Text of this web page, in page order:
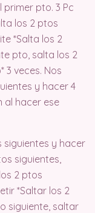
primer pto. 3 Pc
los 2 ptos
*Salta los 2
pto, salta los 2
3 veces. Nos
y hacer 4
al hacer ese
siguientes y hacer
siguientes,
2 ptos
*Saltar los 2
siguiente, saltar